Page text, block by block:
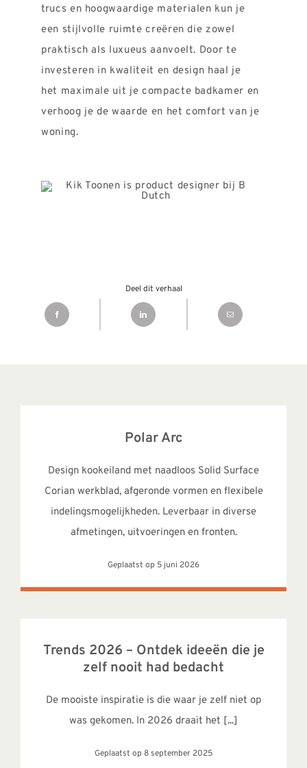
trucs en hoogwaardige materialen kun je
een stijlvolle ruimte creëren die zowel
praktisch als luxueus aanvoelt. Door te
investeren in kwaliteit en design haal je
het maximale uit je compacte badkamer en
verhoog je de waarde en het comfort van je
woning.
Deel dit verhaal
Polar Arc
Design kookeiland met naadloos Solid Surface
Corian werkblad, afgeronde vormen en flexibele
indelingsmogelijkheden. Leverbaar in diverse
afmetingen, uitvoeringen en fronten.
Geplaatst op 5 juni 2026
Trends 2026 – Ontdek ideeën die je
zelf nooit had bedacht
De mooiste inspiratie is die waar je zelf niet op
was gekomen. In 2026 draait het [...]
Geplaatst op 8 september 2025